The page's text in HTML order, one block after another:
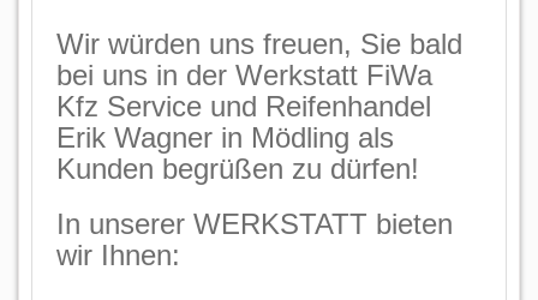
Wir würden uns freuen, Sie bald
bei uns in der Werkstatt FiWa
Kfz Service und Reifenhandel
Erik Wagner in Mödling als
Kunden begrüßen zu dürfen!
In unserer WERKSTATT bieten
wir Ihnen: